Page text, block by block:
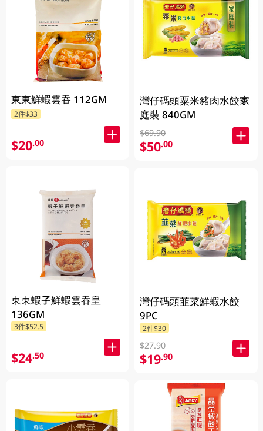
東東鮮蝦雲吞 112GM
2件$33
$20.00
東東蝦子鮮蝦雲吞皇
136GM
3件$52.5
$24.50
灣仔碼頭粟米豬肉水餃家
庭裝 840GM
$69.90
$50.00
灣仔碼頭韮菜鮮蝦水餃
9PC
2件$30
$27.90
$19.90